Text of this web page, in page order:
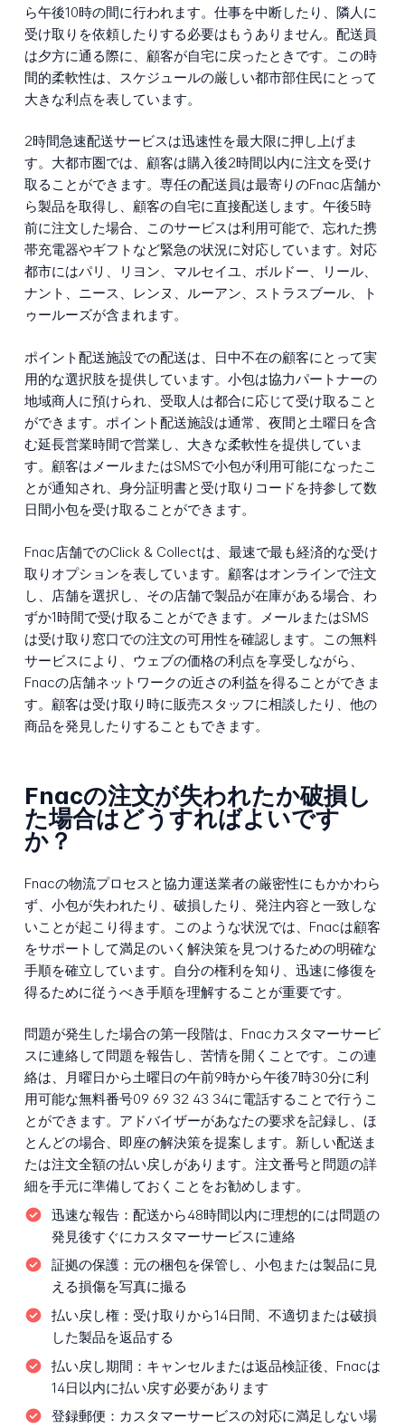
ら午後10時の間に行われます。仕事を中断したり、隣人に
受け取りを依頼したりする必要はもうありません。配送員
は夕方に通る際に、顧客が自宅に戻ったときです。この時
間的柔軟性は、スケジュールの厳しい都市部住民にとって
大きな利点を表しています。
2時間急速配送サービスは迅速性を最大限に押し上げま
す。大都市圏では、顧客は購入後2時間以内に注文を受け
取ることができます。専任の配送員は最寄りのFnac店舗か
ら製品を取得し、顧客の自宅に直接配送します。午後5時
前に注文した場合、このサービスは利用可能で、忘れた携
帯充電器やギフトなど緊急の状況に対応しています。対応
都市にはパリ、リヨン、マルセイユ、ボルドー、リール、
ナント、ニース、レンヌ、ルーアン、ストラスブール、ト
ゥールーズが含まれます。
ポイント配送施設での配送は、日中不在の顧客にとって実
用的な選択肢を提供しています。小包は協力パートナーの
地域商人に預けられ、受取人は都合に応じて受け取ること
ができます。ポイント配送施設は通常、夜間と土曜日を含
む延長営業時間で営業し、大きな柔軟性を提供していま
す。顧客はメールまたはSMSで小包が利用可能になったこ
とが通知され、身分証明書と受け取りコードを持参して数
日間小包を受け取ることができます。
Fnac店舗でのClick & Collectは、最速で最も経済的な受け
取りオプションを表しています。顧客はオンラインで注文
し、店舗を選択し、その店舗で製品が在庫がある場合、わ
ずか1時間で受け取ることができます。メールまたはSMS
は受け取り窓口での注文の可用性を確認します。この無料
サービスにより、ウェブの価格の利点を享受しながら、
Fnacの店舗ネットワークの近さの利益を得ることができま
す。顧客は受け取り時に販売スタッフに相談したり、他の
商品を発見したりすることもできます。
Fnacの注文が失われたか破損し
た場合はどうすればよいです
か？
Fnacの物流プロセスと協力運送業者の厳密性にもかかわら
ず、小包が失われたり、破損したり、発注内容と一致しな
いことが起こり得ます。このような状況では、Fnacは顧客
をサポートして満足のいく解決策を見つけるための明確な
手順を確立しています。自分の権利を知り、迅速に修復を
得るために従うべき手順を理解することが重要です。
問題が発生した場合の第一段階は、Fnacカスタマーサービ
スに連絡して問題を報告し、苦情を開くことです。この連
絡は、月曜日から土曜日の午前9時から午後7時30分に利
用可能な無料番号09 69 32 43 34に電話することで行うこ
とができます。アドバイザーがあなたの要求を記録し、ほ
とんどの場合、即座の解決策を提案します。新しい配送ま
たは注文全額の払い戻しがあります。注文番号と問題の詳
細を手元に準備しておくことをお勧めします。
迅速な報告： 配送から48時間以内に理想的には問題の
発見後すぐにカスタマーサービスに連絡
証拠の保護： 元の梱包を保管し、小包または製品に見
える損傷を写真に撮る
払い戻し権： 受け取りから14日間、不適切または破損
した製品を返品する
払い戻し期間： キャンセルまたは返品検証後、Fnacは
14日以内に払い戻す必要があります
登録郵便： カスタマーサービスの対応に満足しない場